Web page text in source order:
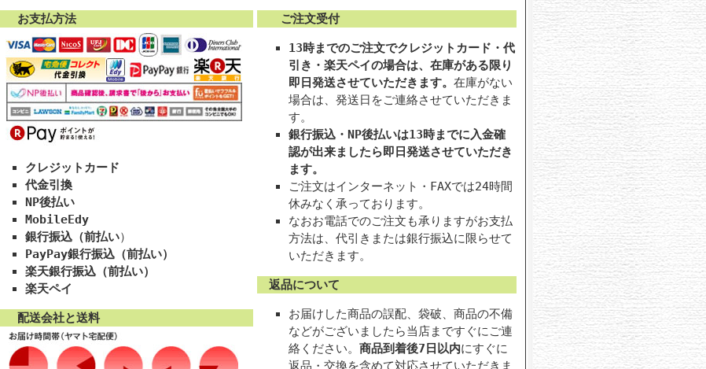
お支払方法
クレジットカード
代金引換
NP後払い
MobileEdy
銀行振込（前払い）
PayPay銀行振込（前払い）
楽天銀行振込（前払い）
楽天ペイ
配送会社と送料
ご注文受付
13時までのご注文でクレジットカード・代
引き・楽天ペイの場合は、在庫がある限り
即日発送させていただきます。 在庫がない
場合は、発送日をご連絡させていただきま
す。
銀行振込・NP後払いは13時までに入金確
認が出来ましたら即日発送させていただき
ます。
ご注文はインターネット・FAXでは24時間
休みなく承っております。
なおお電話でのご注文も承りますがお支払
方法は、代引きまたは銀行振込に限らせて
いただきます。
返品について
お届けした商品の誤配、袋破、商品の不備
などがございましたら当店まですぐにご連
絡ください。 商品到着後7日以内にすぐに
返品・交換を含めて対応させていただきま